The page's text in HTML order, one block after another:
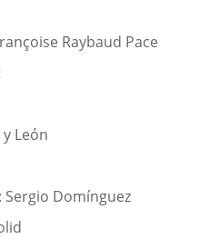
Raybaud Pace
León
Domínguez